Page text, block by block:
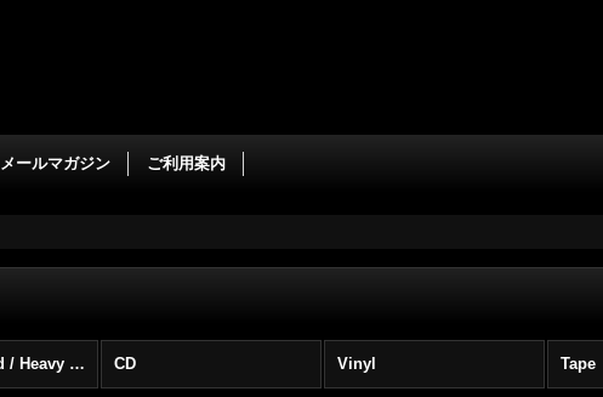
メールマガジン ご利用案内
Thrash / Speed / Heavy Metal (全商品) CD Vinyl Tape